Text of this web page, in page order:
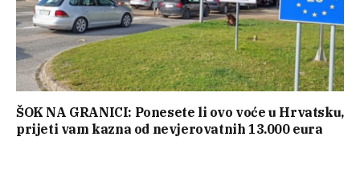
ŠOK NA GRANICI: Ponesete li ovo voće u Hrvatsku,
prijeti vam kazna od nevjerovatnih 13.000 eura